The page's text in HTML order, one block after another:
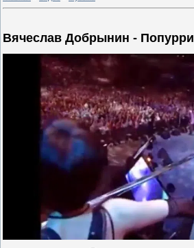
Вячеслав Добрынин - Попурри